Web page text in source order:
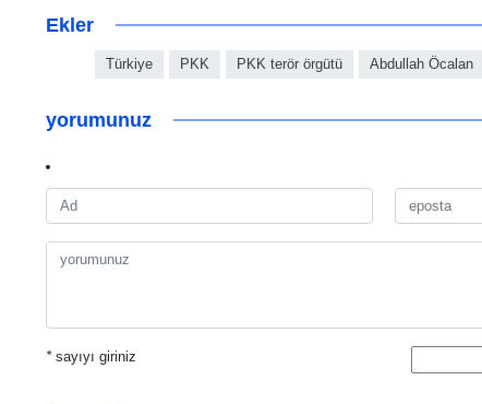
Ekler
Türkiye PKK PKK terör örgütü Abdullah Öcalan
yorumunuz
*sayıyı giriniz